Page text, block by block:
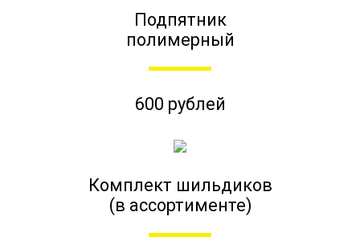
Подпятник
полимерный
600 рублей
Комплект шильдиков
(в ассортименте)